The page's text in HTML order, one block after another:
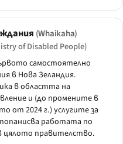
(Whaikaha)
of Disabled People)
самостоятелно
в Нова Зеландия.
в областта на
и (до промените в
от 2024 г.) услугите за
работата по
цялото правителство.